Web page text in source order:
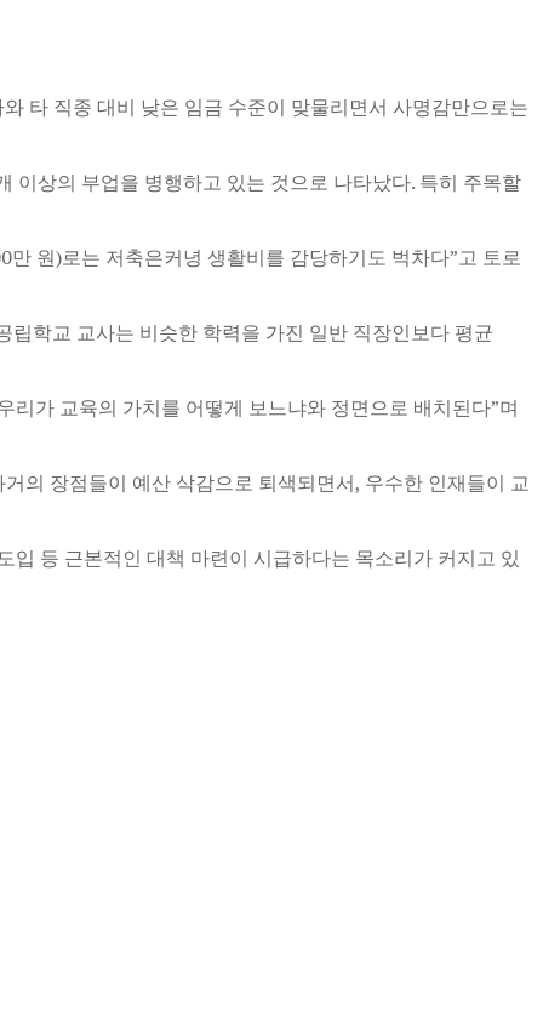
타 직종 대비 낮은 임금 수준이 맞물리면서 사명감만으로는
이상의 부업을 병행하고 있는 것으로 나타났다. 특히 주목할
원)로는 저축은커녕 생활비를 감당하기도 벅차다”고 토로
립학교 교사는 비슷한 학력을 가진 일반 직장인보다 평균
가 교육의 가치를 어떻게 보느냐와 정면으로 배치된다”며
의 장점들이 예산 삭감으로 퇴색되면서, 우수한 인재들이 교
입 등 근본적인 대책 마련이 시급하다는 목소리가 커지고 있